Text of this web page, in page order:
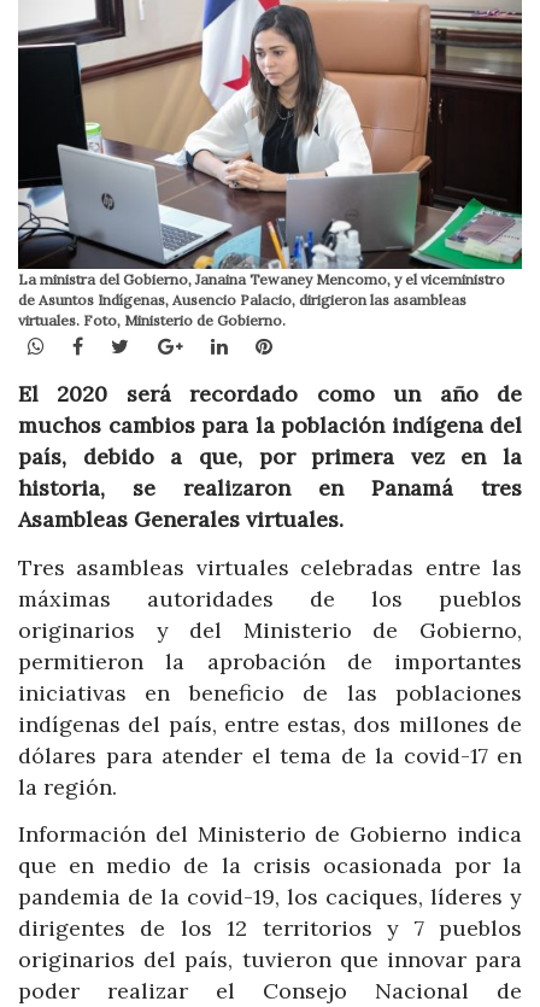
La ministra del Gobierno, Janaina Tewaney Mencomo, y el viceministro
de Asuntos Indígenas, Ausencio Palacio, dirigieron las asambleas
virtuales. Foto, Ministerio de Gobierno.
WhatsApp
Facebook
TwitterGoogle+LinkedInPinterest
El 2020 será recordado como un año de
muchos cambios para la población indígena del
país, debido a que, por primera vez en la
historia, se realizaron en Panamá tres
Asambleas Generales virtuales.
Tres asambleas virtuales celebradas entre las
máximas autoridades de los pueblos
originarios y del Ministerio de Gobierno,
permitieron la aprobación de importantes
iniciativas en beneficio de las poblaciones
indígenas del país, entre estas, dos millones de
dólares para atender el tema de la covid-17 en
la región.
Información del Ministerio de Gobierno indica
que en medio de la crisis ocasionada por la
pandemia de la covid-19, los caciques, líderes y
dirigentes de los 12 territorios y 7 pueblos
originarios del país, tuvieron que innovar para
poder realizar el Consejo Nacional de